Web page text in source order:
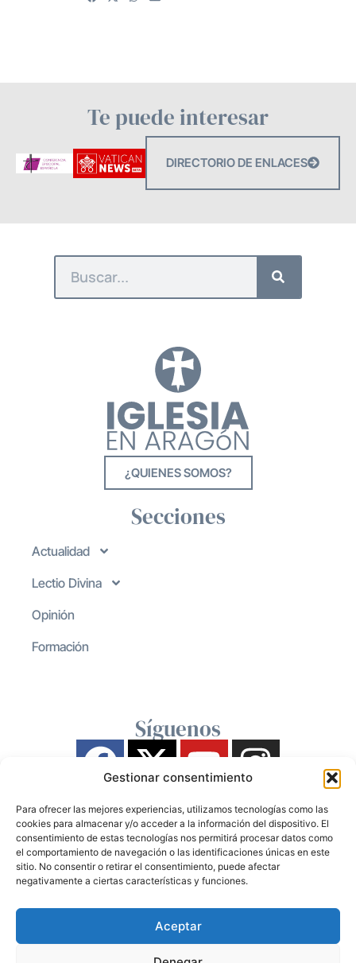
Gestionar consentimiento
Para ofrecer las mejores experiencias, utilizamos tecnologías como las
cookies para almacenar y/o acceder a la información del dispositivo. El
consentimiento de estas tecnologías nos permitirá procesar datos como
el comportamiento de navegación o las identificaciones únicas en este
sitio. No consentir o retirar el consentimiento, puede afectar
negativamente a ciertas características y funciones.
Aceptar
Te puede interesar
DIRECTORIO DE ENLACES
¿QUIENES SOMOS?
Secciones
Actualidad
Lectio Divina
Opinión
Formación
Síguenos